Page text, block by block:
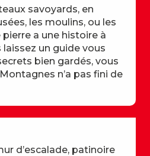
savoyards, en
les moulins, ou les
a une histoire à
laissez un guide vous
bien gardés, vous
n’a pas fini de
d’escalade, patinoire